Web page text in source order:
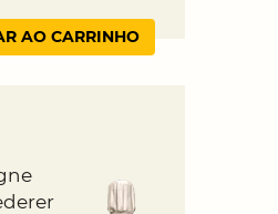
AO CARRINHO